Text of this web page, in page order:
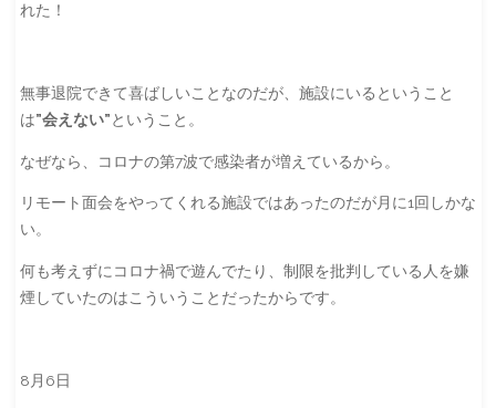
れた！
無事退院できて喜ばしいことなのだが、施設にいるということ
は”会えない”ということ。
なぜなら、コロナの第7波で感染者が増えているから。
リモート面会をやってくれる施設ではあったのだが月に1回しかな
い。
何も考えずにコロナ禍で遊んでたり、制限を批判している人を嫌
煙していたのはこういうことだったからです。
8月6日